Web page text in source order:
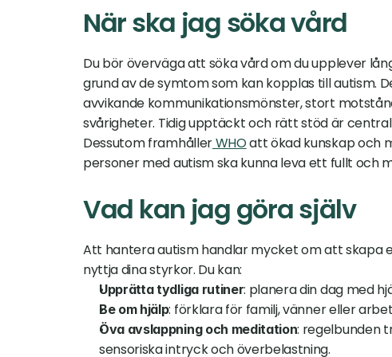
När ska jag söka vård
Du bör överväga att söka vård om du upplever
grund av de symtom som kan kopplas till autism.
avvikande kommunikationsmönster, stort
svårigheter. Tidig upptäckt och rätt stöd är
Dessutom framhåller WHO att ökad kunskap och
personer med autism ska kunna leva ett fullt och
Vad kan jag göra själv
Att hantera autism handlar mycket om att skapa
nyttja dina styrkor. Du kan:
Upprätta tydliga rutiner: planera din dag med
Be om hjälp: förklara för familj, vänner eller
Öva avslappning och meditation: regelbunden
sensoriska intryck och överbelastning.